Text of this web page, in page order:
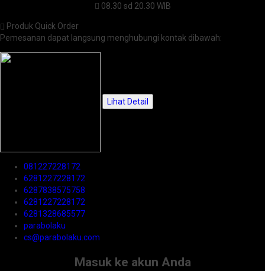
08.30 sd 20.30 WIB
Produk Quick Order
Pemesanan dapat langsung menghubungi kontak dibawah:
Lihat Detail
081227228172
6281227228172
6287838575758
6281227228172
6281328685577
parabolaku
cs@parabolaku.com
Masuk ke akun Anda